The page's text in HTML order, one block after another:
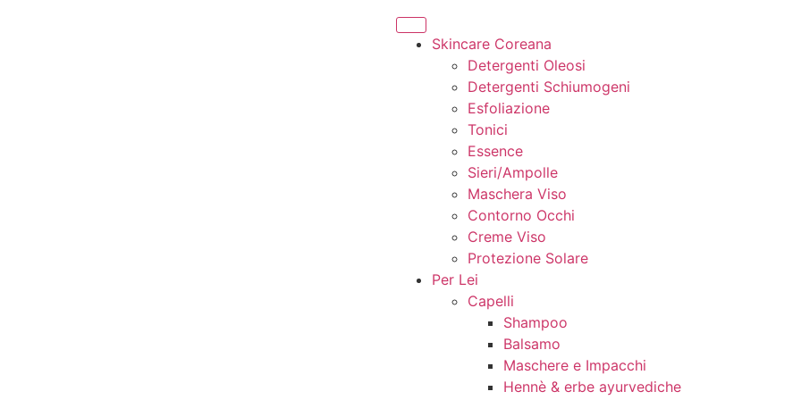
Skincare Coreana
Detergenti Oleosi
Detergenti Schiumogeni
Esfoliazione
Tonici
Essence
Sieri/Ampolle
Maschera Viso
Contorno Occhi
Creme Viso
Protezione Solare
Per Lei
Capelli
Shampoo
Balsamo
Maschere e Impacchi
Hennè & erbe ayurvediche